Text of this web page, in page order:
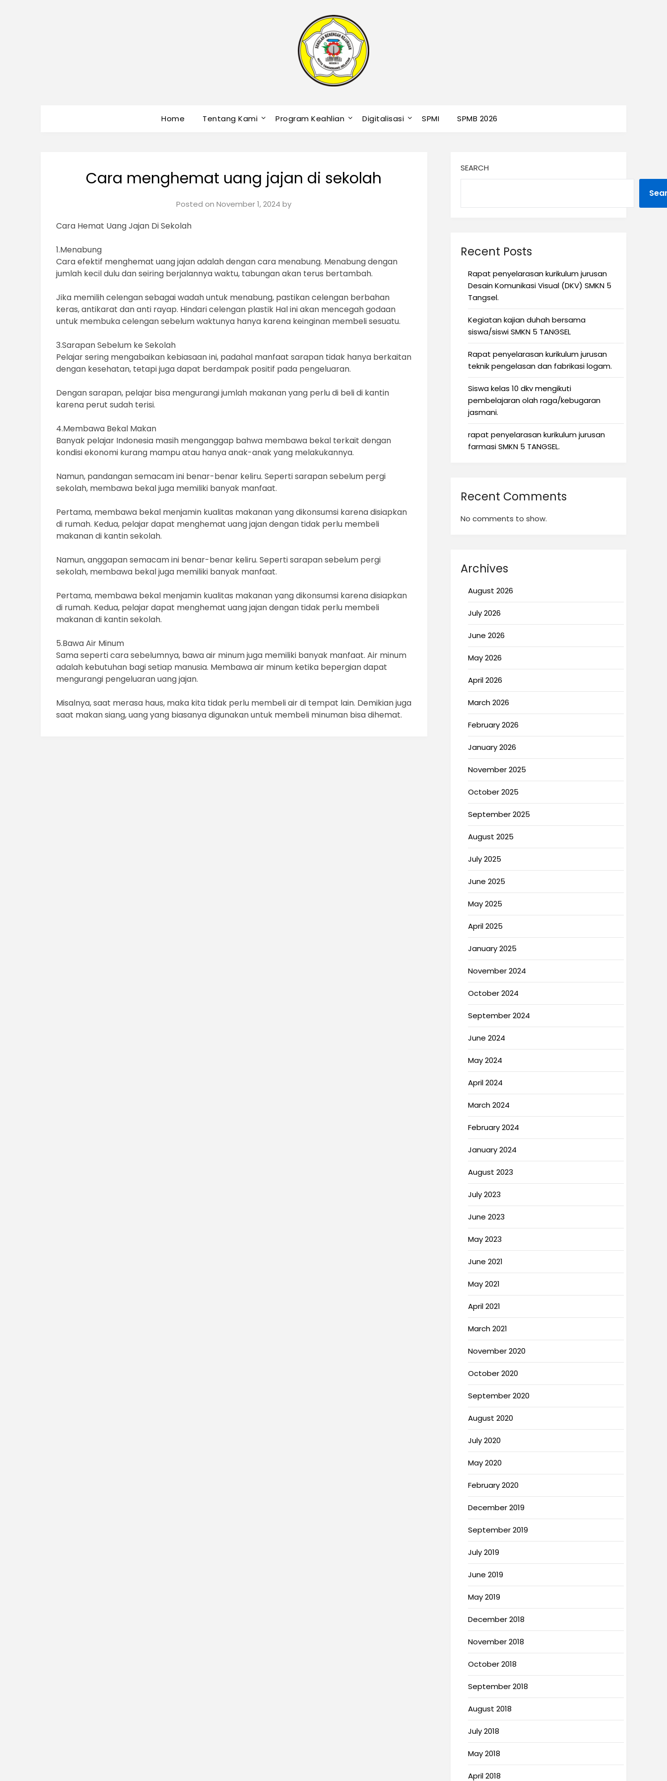
Home Tentang Kami Program Keahlian Digitalisasi SPMI SPMB 2026
Cara menghemat uang jajan di sekolah
Posted onNovember 1, 2024 by
Cara Hemat Uang Jajan Di Sekolah
1.Menabung
Cara efektif menghemat uang jajan adalah dengan cara menabung. Menabung dengan
jumlah kecil dulu dan seiring berjalannya waktu, tabungan akan terus bertambah.
Jika memilih celengan sebagai wadah untuk menabung, pastikan celengan berbahan
keras, antikarat dan anti rayap. Hindari celengan plastik Hal ini akan mencegah godaan
untuk membuka celengan sebelum waktunya hanya karena keinginan membeli sesuatu.
3.Sarapan Sebelum ke Sekolah
Pelajar sering mengabaikan kebiasaan ini, padahal manfaat sarapan tidak hanya berkaitan
dengan kesehatan, tetapi juga dapat berdampak positif pada pengeluaran.
Dengan sarapan, pelajar bisa mengurangi jumlah makanan yang perlu di beli di kantin
karena perut sudah terisi.
4.Membawa Bekal Makan
Banyak pelajar Indonesia masih menganggap bahwa membawa bekal terkait dengan
kondisi ekonomi kurang mampu atau hanya anak-anak yang melakukannya.
Namun, pandangan semacam ini benar-benar keliru. Seperti sarapan sebelum pergi
sekolah, membawa bekal juga memiliki banyak manfaat.
Pertama, membawa bekal menjamin kualitas makanan yang dikonsumsi karena disiapkan
di rumah. Kedua, pelajar dapat menghemat uang jajan dengan tidak perlu membeli
makanan di kantin sekolah.
Namun, anggapan semacam ini benar-benar keliru. Seperti sarapan sebelum pergi
sekolah, membawa bekal juga memiliki banyak manfaat.
Pertama, membawa bekal menjamin kualitas makanan yang dikonsumsi karena disiapkan
di rumah. Kedua, pelajar dapat menghemat uang jajan dengan tidak perlu membeli
makanan di kantin sekolah.
5.Bawa Air Minum
Sama seperti cara sebelumnya, bawa air minum juga memiliki banyak manfaat. Air minum
adalah kebutuhan bagi setiap manusia. Membawa air minum ketika bepergian dapat
mengurangi pengeluaran uang jajan.
Misalnya, saat merasa haus, maka kita tidak perlu membeli air di tempat lain. Demikian juga
saat makan siang, uang yang biasanya digunakan untuk membeli minuman bisa dihemat.
SEARCH
Recent Posts
Rapat penyelarasan kurikulum jurusan
Desain Komunikasi Visual (DKV) SMKN 5
Tangsel.
Kegiatan kajian duhah bersama
siswa/siswi SMKN 5 TANGSEL
Rapat penyelarasan kurikulum jurusan
teknik pengelasan dan fabrikasi logam.
Siswa kelas 10 dkv mengikuti
pembelajaran olah raga/kebugaran
jasmani.
rapat penyelarasan kurikulum jurusan
farmasi SMKN 5 TANGSEL.
Recent Comments
No comments to show.
Archives
August 2026
July 2026
June 2026
May 2026
April 2026
March 2026
February 2026
January 2026
November 2025
October 2025
September 2025
August 2025
July 2025
June 2025
May 2025
April 2025
January 2025
November 2024
October 2024
September 2024
June 2024
May 2024
April 2024
March 2024
February 2024
January 2024
August 2023
July 2023
June 2023
May 2023
June 2021
May 2021
April 2021
March 2021
November 2020
October 2020
September 2020
August 2020
July 2020
May 2020
February 2020
December 2019
September 2019
July 2019
June 2019
May 2019
December 2018
November 2018
October 2018
September 2018
August 2018
July 2018
May 2018
April 2018